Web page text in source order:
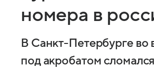
номера в
В Санкт-Петербурге во
под акробатом